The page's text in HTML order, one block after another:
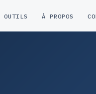
OUTILS À PROPOS